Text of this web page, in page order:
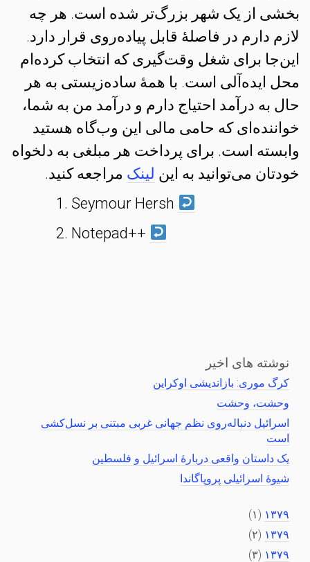
بخشی از یک شهر بزرگ‌تر شده است. هر چه
لازم دارم در فاصلهٔ قابل پیاده‌روی قرار دارد.
این‌جا برای شغل وقت‌گیری که انتخاب کرده‌ام
محل ایده‌آلی است. با همهٔ ساده‌زیستی به هر
حال به درآمد احتیاج دارم و درآمد من به شما،
خواننده‌ای که حامی مالی این وب‌گاه هستید
وابسته است. برای پرداخت هر مبلغی به دلخواه
خودتان می‌توانید به این لینک مراجعه کنید.
Seymour Hersh
Notepad++
نوشته های اخیر
کرگ موری: بازاندیشی اوکراین
وحشت، وحشت
اسرائیل دنباله‌روی نظم جهانی غربی مبتنی بر نسل‌کشی
است
یک داستان واقعی دربارهٔ اسرائیل و فلسطین
شیوهٔ اسرائیلی پروپاگاندا
۱۳۷۹ (۱)
۱۳۷۹ (۲)
۱۳۷۹ (۳)